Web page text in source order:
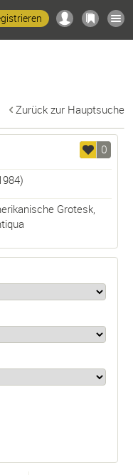
Zurück zur Hauptsuche
0
Grotesk,